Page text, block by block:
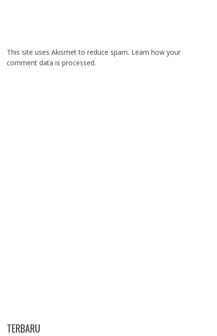
This site uses Akismet to reduce spam. Learn how your
comment data is processed.
TERBARU